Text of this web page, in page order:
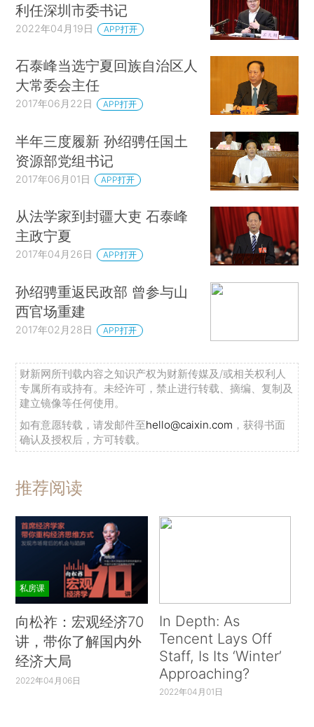
利任深圳市委书记
2022年04月19日 APP打开
石泰峰当选宁夏回族自治区人
大常委会主任
2017年06月22日 APP打开
半年三度履新 孙绍骋任国土
资源部党组书记
2017年06月01日 APP打开
从法学家到封疆大吏 石泰峰
主政宁夏
2017年04月26日 APP打开
孙绍骋重返民政部 曾参与山
西官场重建
2017年02月28日 APP打开
财新网所刊载内容之知识产权为财新传媒及/或相关权利人
专属所有或持有。未经许可，禁止进行转载、摘编、复制及
建立镜像等任何使用。
如有意愿转载，请发邮件至hello@caixin.com ，获得书面
确认及授权后，方可转载。
推荐阅读
私房课
向松祚：宏观经济70
讲，带你了解国内外
经济大局
2022年04月06日
In Depth: As
Tencent Lays Off
Staff, Is Its ‘Winter’
Approaching?
2022年04月01日